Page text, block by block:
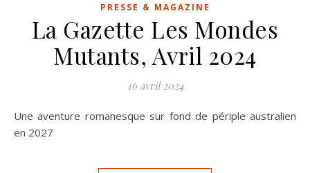
PRESSE & MAGAZINE
La Gazette Les Mondes
Mutants, Avril 2024
16 avril 2024
Une aventure romanesque sur fond de périple australien
en 2027